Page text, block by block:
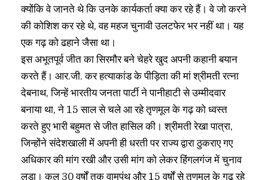
क्योंकि वे जानते थे कि उनके कार्यकर्ता क्या कर रहे हैं। वे जो करने
की कोशिश कर रहे थे, वह महज चुनावी उलटफेर भर नहीं था। यह
एक गढ़ को ढहाने जैसा था।
इस अभूतपूर्व जीत का सिरमौर बने चेहरे खुद अपनी कहानी बयान
करते हैं। आर.जी. कर हत्याकांड के पीड़िता की मां श्रीमती रत्ना
देबनाथ, जिन्हें भारतीय जनता पार्टी ने पानीहाटी से उम्मीदवार
बनाया था, ने 15 साल से चले आ रहे तृणमूल के गढ़ को ध्वस्त
करते हुए भारी बहुमत से जीत हासिल की। ​​श्रीमती रेखा पात्रा,
जिन्होंने संदेशखाली में अपनी ही धरती पर राज्य द्वारा ठुकराए गए
अधिकार की मांग रखी और उसी मांग को लेकर हिंगलगंज में चुनाव
लड़ा। कुल 30 वर्षों तक वामपंथ और 15 वर्षों से तृणमूल के गढ़ रहे